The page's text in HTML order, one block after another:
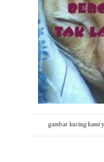
gambar kucing kami